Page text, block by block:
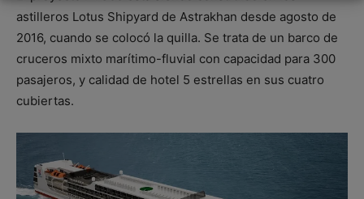
astilleros Lotus Shipyard de Astrakhan desde agosto de
2016, cuando se colocó la quilla. Se trata de un barco de
cruceros mixto marítimo-fluvial con capacidad para 300
pasajeros, y calidad de hotel 5 estrellas en sus cuatro
cubiertas.